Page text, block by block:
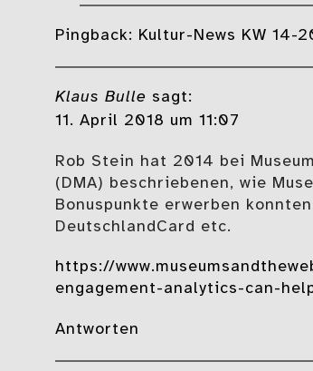
Pingback: Kultur-News KW 14-
Klaus Bulle sagt:
11. April 2018 um 11:07
Rob Stein hat 2014 bei
(DMA) beschriebenen, wie
Bonuspunkte erwerben
DeutschlandCard etc.
https://
engagement-analytics-can-
Antworten